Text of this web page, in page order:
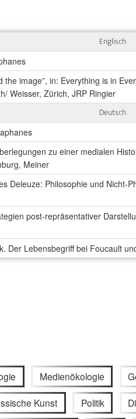
Englisch
the image”, in: Everything is in
Weisser, Zürich, JRP Ringier
Deutsch
zu einer medialen
Meiner
Deleuze: Philosophie und
post-repräsentativer
Der Lebensbegriff bei Foucault
Medienökologie
Kunst Politik